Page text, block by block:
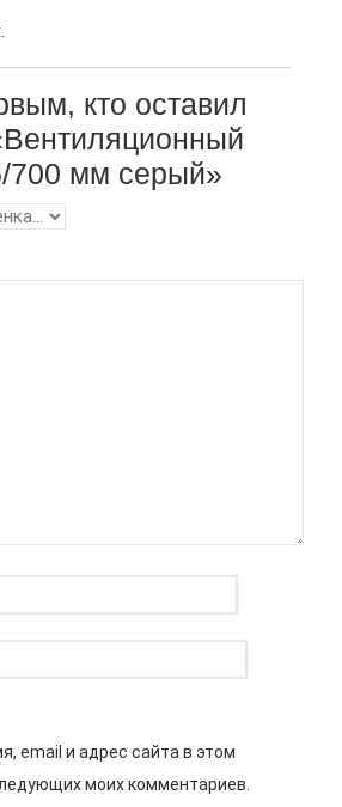
кто оставил
700 мм серый»
email и адрес сайта в этом
моих комментариев.